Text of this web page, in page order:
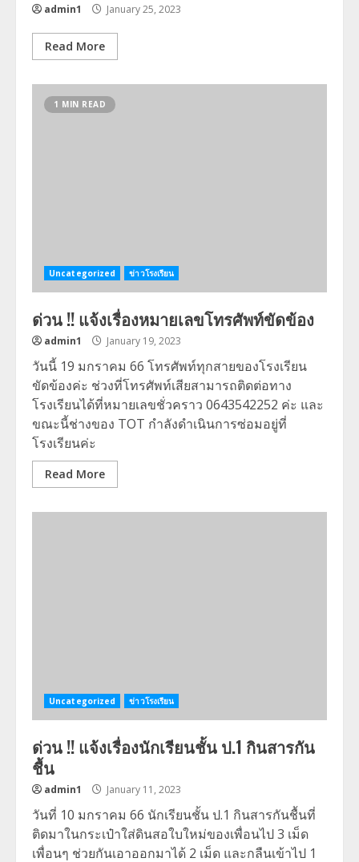
admin1 January 25, 2023
Read More
1 MIN READ
Uncategorized ข่าวโรงเรียน
ด่วน !! แจ้งเรื่องหมายเลขโทรศัพท์ขัดข้อง
admin1 January 19, 2023
วันนี้ 19 มกราคม 66 โทรศัพท์ทุกสายของโรงเรียน
ขัดข้องค่ะ ช่วงที่โทรศัพท์เสียสามารถติดต่อทาง
โรงเรียนได้ที่หมายเลขชั่วคราว 0643542252 ค่ะ และ
ขณะนี้ช่างของ TOT กำลังดำเนินการซ่อมอยู่ที่
โรงเรียนค่ะ
Read More
Uncategorized ข่าวโรงเรียน
ด่วน !! แจ้งเรื่องนักเรียนชั้น ป.1 กินสารกัน
ชื้น
admin1 January 11, 2023
วันที่ 10 มกราคม 66 นักเรียนชั้น ป.1 กินสารกันชื้นที่
ติดมาในกระเป๋าใส่ดินสอใบใหม่ของเพื่อนไป 3 เม็ด
เพื่อนๆ ช่วยกันเอาออกมาได้ 2 เม็ด และกลืนเข้าไป 1